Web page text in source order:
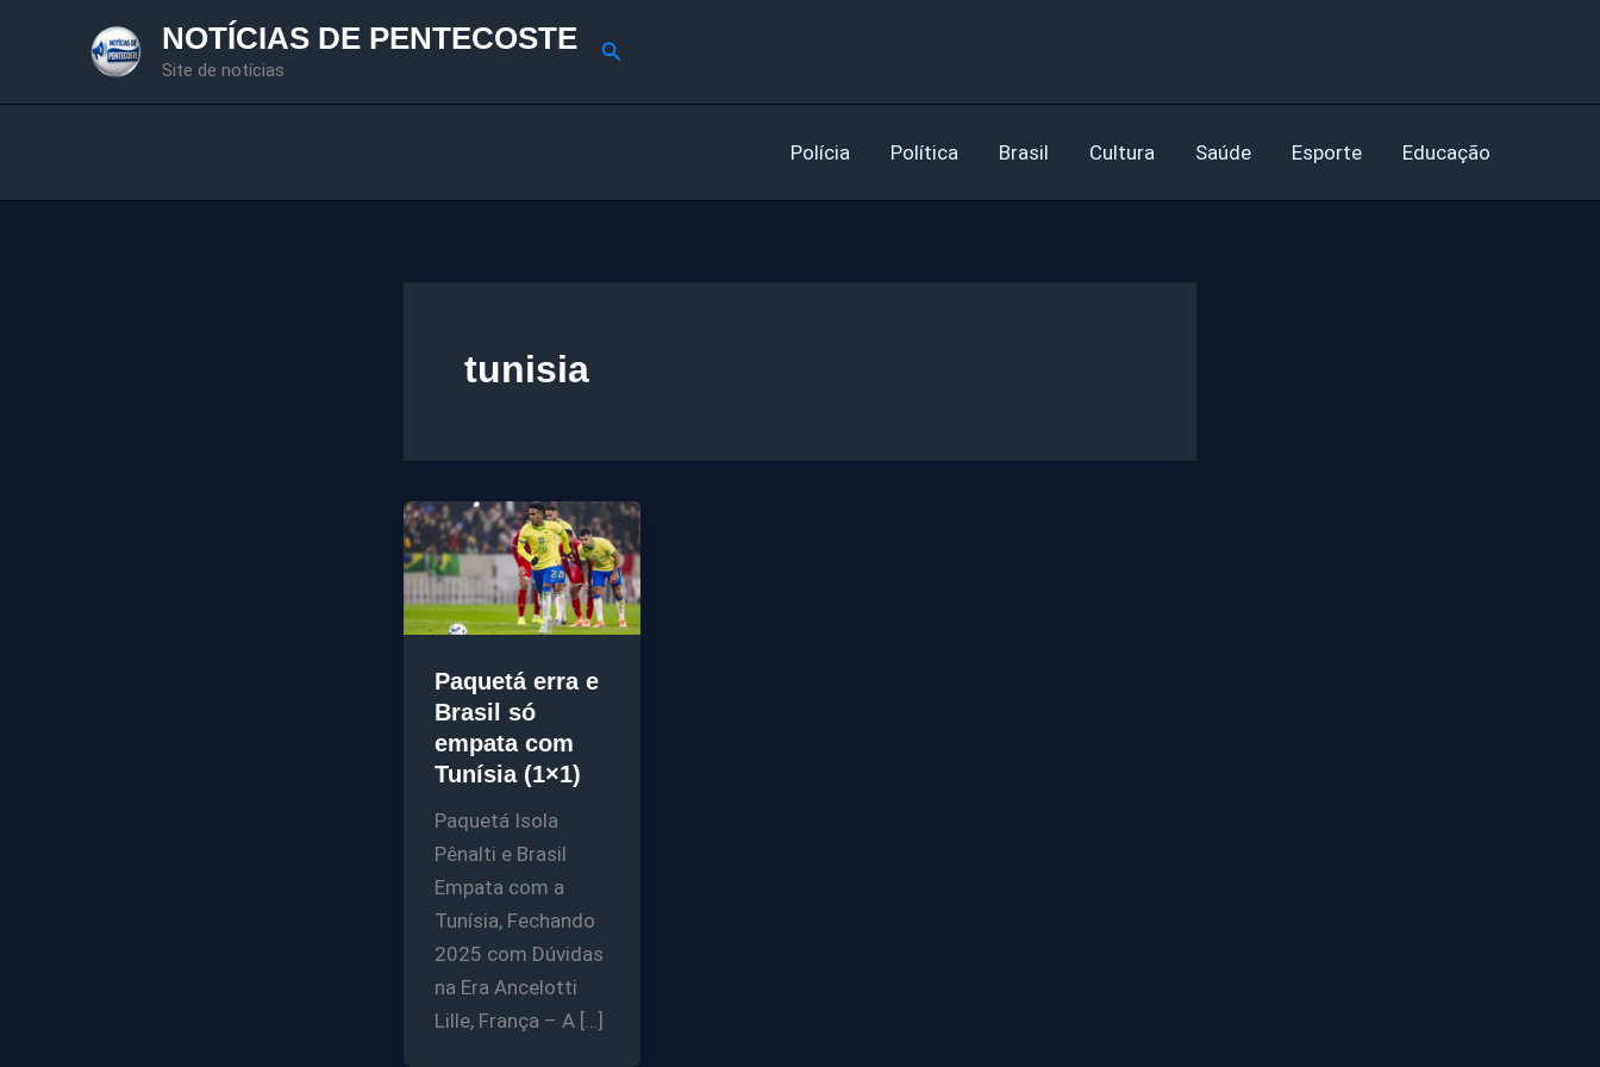
NOTÍCIAS DE PENTECOSTE
Site de notícias
Pesquisar
Polícia Política Brasil Cultura Saúde Esporte Educação
tunisia
Paquetá erra e
Brasil só
empata com
Tunísia (1×1)
Paquetá Isola
Pênalti e Brasil
Empata com a
Tunísia, Fechando
2025 com Dúvidas
na Era Ancelotti
Lille, França – A […]